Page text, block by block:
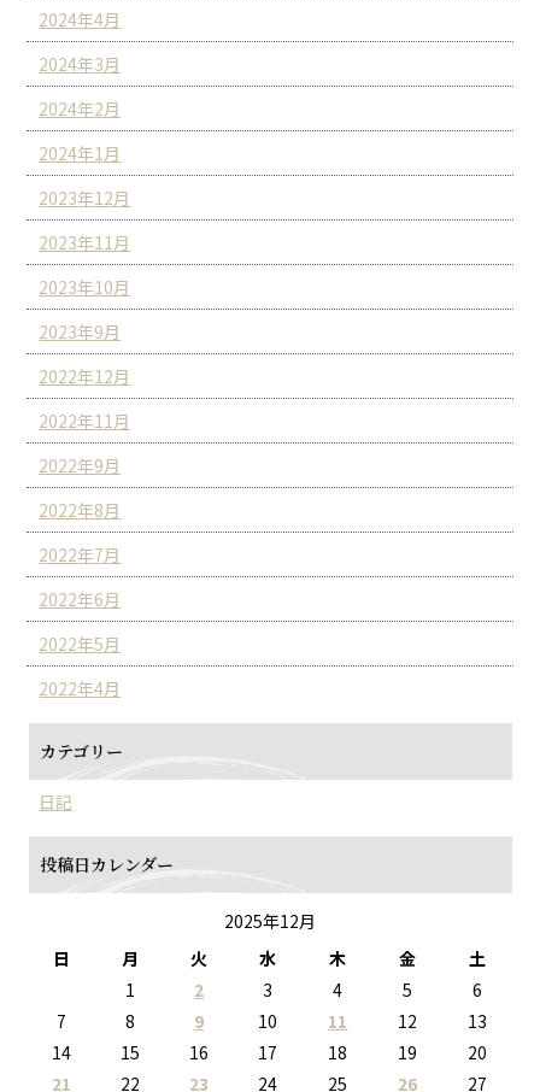
2024年4月
2024年3月
2024年2月
2024年1月
2023年12月
2023年11月
2023年10月
2023年9月
2022年12月
2022年11月
2022年9月
2022年8月
2022年7月
2022年6月
2022年5月
2022年4月
カテゴリー
日記
投稿日カレンダー
2025年12月
日
月 火 水 木 金
土
1
2 3 4 5
6
7
8 9 10 11 12
13
14
15 16 17 18 19
20
21
22 23 24 25 26 27